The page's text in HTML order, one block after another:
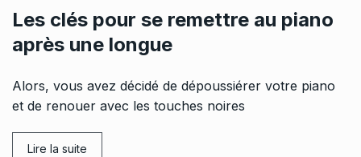
Les clés pour se remettre au piano
après une longue
Alors, vous avez décidé de dépoussiérer votre piano
et de renouer avec les touches noires
Lire la suite